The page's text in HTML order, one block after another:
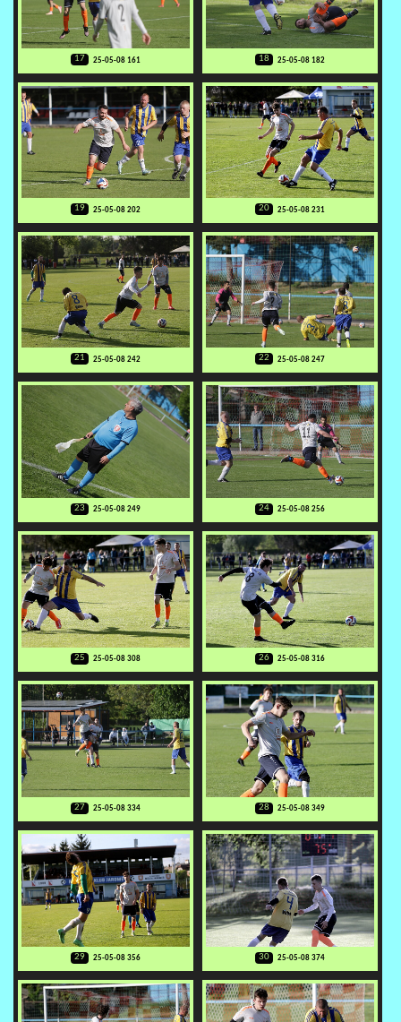
17 25-05-08 161 18 25-05-08 182
19 25-05-08 202 20 25-05-08 231
21 25-05-08 242 22 25-05-08 247
23 25-05-08 249 24 25-05-08 256
25 25-05-08 308 26 25-05-08 316
27 25-05-08 334 28 25-05-08 349
29 25-05-08 356 30 25-05-08 374